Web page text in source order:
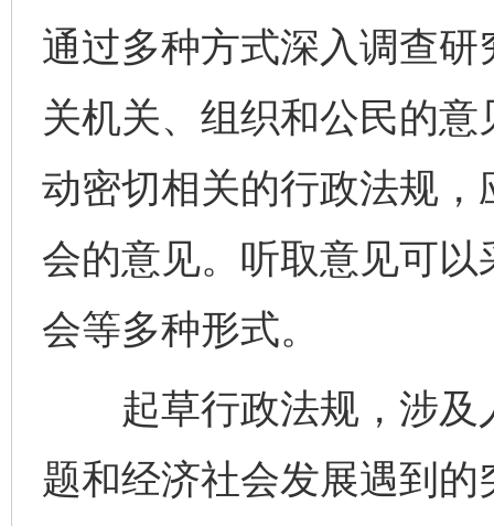
通过多种方式深入调查
关机关、组织和公民的
动密切相关的行政法规
会的意见。听取意见可
会等多种形式。
起草行政法规，涉及
题和经济社会发展遇到